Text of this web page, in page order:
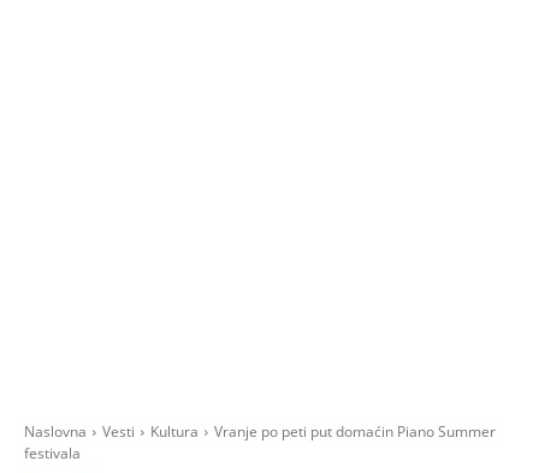
Naslovna Vesti Kultura
Vranje po peti put domaćin Piano Summer
festivala